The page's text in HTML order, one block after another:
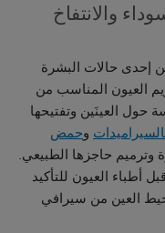
والانتفاخ
إحدى حالات البشرة
العيون المناسب من
حول العينَين وتفتيحها
وحمض
وترميم حاجزها الطبيعي.
أطباء العيون للتأكيد
العين من سيرافي